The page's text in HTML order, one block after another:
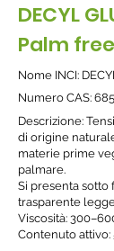
DECYL
Palm free
Nome INCI:
Numero CAS:
Descrizione:
di origine
materie prime
palmare.
Si presenta
trasparente
Viscosità:
Contenuto attivo: